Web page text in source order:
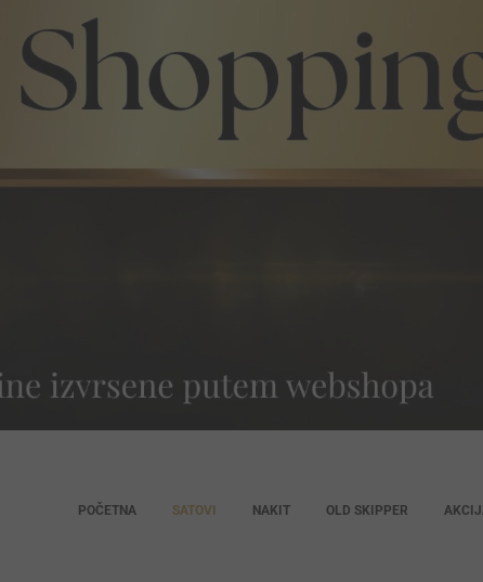
POČETNA SATOVI NAKIT OLD SKIPPER